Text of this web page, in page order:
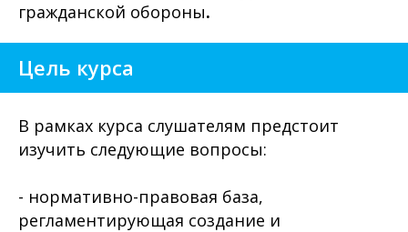
гражданской обороны.
Цель курса
В рамках курса слушателям предстоит
изучить следующие вопросы:
- нормативно-правовая база,
регламентирующая создание и